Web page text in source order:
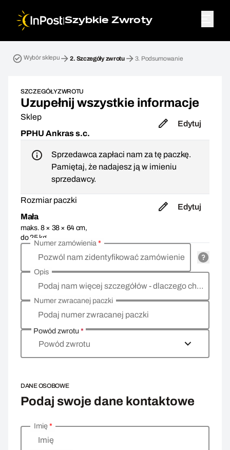
|Szybkie Zwroty
Wybór sklepu 2. Szczegóły zwrotu 3. Podsumowanie
SZCZEGÓŁY ZWROTU
Uzupełnij wszystkie informacje
Sklep
PPHU Ankras s.c.
Edytuj
Sprzedawca zapłaci nam za tę paczkę.
Pamiętaj, że nadajesz ją w imieniu
sprzedawcy.
Rozmiar paczki
Mała
maks. 8 × 38 × 64 cm,
do 25 kg
Edytuj
Pozwól nam zidentyfikować zamówienie
Numer zamówienia*
Podaj nam więcej szczegółów - dlaczego chcesz zwrócić towar, co jest powodem?
Opis
Podaj numer zwracanej paczki
Numer zwracanej paczki
Powód zwrotu*
Powód zwrotu
DANE OSOBOWE
Podaj swoje dane kontaktowe
Wprowadź swoje dane osobowe
Imię
Imię*